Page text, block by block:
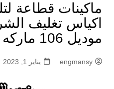
ماكينات قطاعة
اكياس تغليف
موديل 106 ماركه المهندس منسي
engmansy يناير 1, 2023